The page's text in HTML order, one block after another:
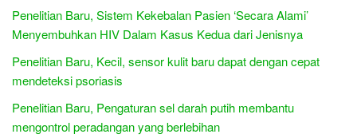
Penelitian Baru, Sistem Kekebalan Pasien ‘Secara Alami’
Menyembuhkan HIV Dalam Kasus Kedua dari Jenisnya
Penelitian Baru, Kecil, sensor kulit baru dapat dengan cepat
mendeteksi psoriasis
Penelitian Baru, Pengaturan sel darah putih membantu
mengontrol peradangan yang berlebihan